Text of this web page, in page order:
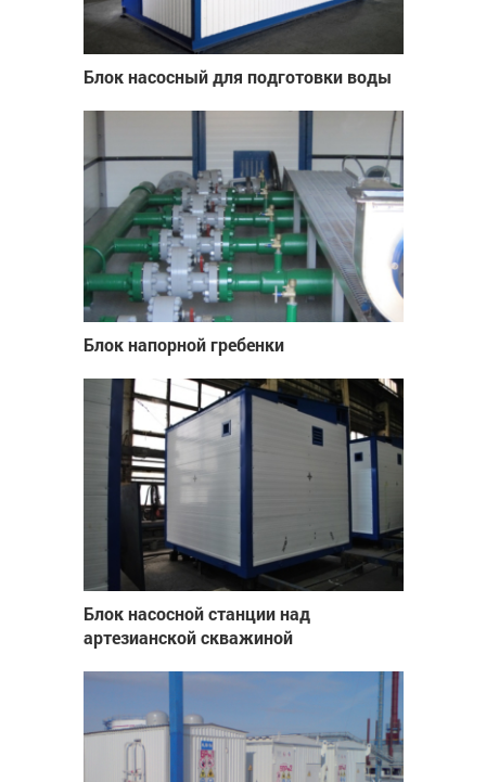
Блок насосный для подготовки воды
Блок напорной гребенки
Блок насосной станции над
артезианской скважиной